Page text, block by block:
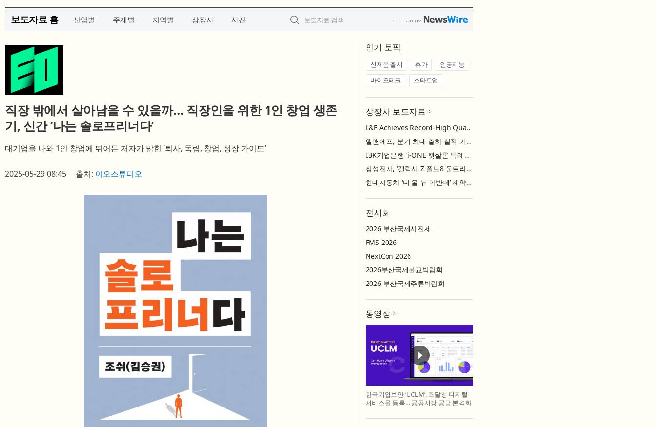
보도자료 홈 산업별 주제별 지역별 상장사 사진
직장 밖에서 살아남을 수 있을까… 직장인을 위한 1인 창업 생존
기, 신간 ‘나는 솔로프리너다’
대기업을 나와 1인 창업에 뛰어든 저자가 밝힌 ‘퇴사, 독립, 창업, 성장 가이드’
2025-05-29 08:45 출처: 이오스튜디오
인기 토픽
신제품 출시 휴가
인공지능
바이오테크
스타트업
상장사 보도자료
L&F Achieves Record-High Quarterly Shipments, Begins LFP Supply for North American ESS in Q3 Advancing its Two-Track NCM and LFP Growth Strategy
엘앤에프, 분기 최대 출하 실적 기록… 3분기 북미 ESS향 LFP 공급 착수 NCM+LFP ‘2-Track’ 성장 전략 실현
IBK기업은행 ‘i-ONE 햇살론 특례보증’ 출시
삼성전자, ‘갤럭시 Z 폴드8 울트라·폴드8·플립8’과 ‘갤럭시 워치 울트라2·워치9’ 국내 공식 출시
현대자동차 ‘디 올 뉴 아반떼’ 계약 첫날 1만 대 돌파
전시회
2026 부산국제사진제
FMS 2026
NextCon 2026
2026부산국제불교박람회
2026 부산국제주류박람회
동영상
한국기업보안 ‘UCLM’, 조달청 디지털
서비스몰 등록… 공공시장 공급 본격화